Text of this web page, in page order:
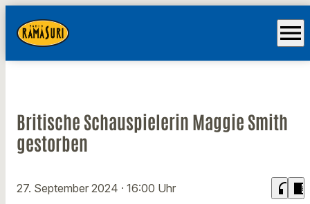
menu
Britische Schauspielerin Maggie Smith
gestorben
27. September 2024 · 16:00 Uhr headphones chrome_reader_mode